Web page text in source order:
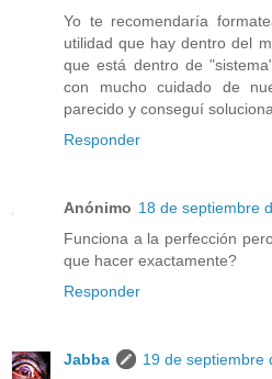
Yo te recomendaría
utilidad que hay dentro del
que está dentro de
con mucho cuidado de
parecido y conseguí
Responder
Anónimo 18 de septiembre
Funciona a la perfección
que hacer exactamente?
Responder
Jabba
19 de septiembre